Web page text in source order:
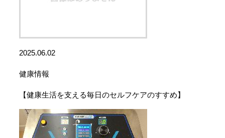
2025.06.02
健康情報
【健康生活を支える毎日のセルフケアのすすめ】